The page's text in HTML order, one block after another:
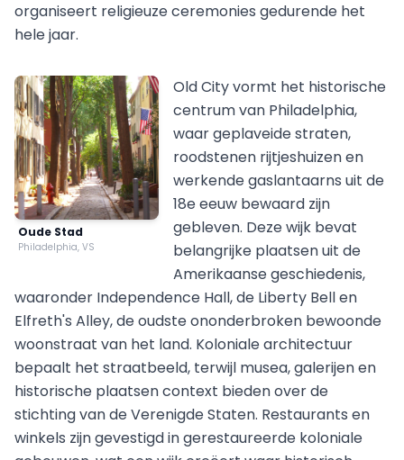
organiseert religieuze ceremonies gedurende het
hele jaar.
Oude Stad
Philadelphia, VS
Old City vormt het historische
centrum van Philadelphia,
waar geplaveide straten,
roodstenen rijtjeshuizen en
werkende gaslantaarns uit de
18e eeuw bewaard zijn
gebleven. Deze wijk bevat
belangrijke plaatsen uit de
Amerikaanse geschiedenis,
waaronder Independence Hall, de Liberty Bell en
Elfreth's Alley, de oudste ononderbroken bewoonde
woonstraat van het land. Koloniale architectuur
bepaalt het straatbeeld, terwijl musea, galerijen en
historische plaatsen context bieden over de
stichting van de Verenigde Staten. Restaurants en
winkels zijn gevestigd in gerestaureerde koloniale